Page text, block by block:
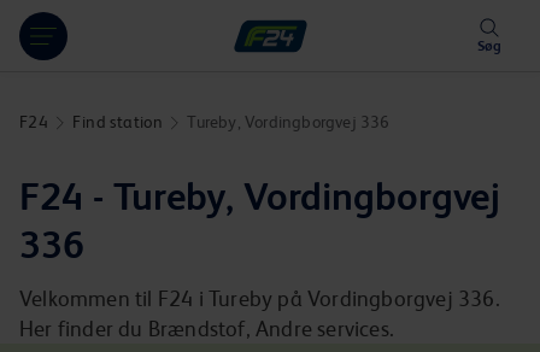
Hoppa över länk
Søg
F24 Find station Tureby, Vordingborgvej 336
F24 - Tureby, Vordingborgvej
336
Velkommen til F24 i Tureby på Vordingborgvej 336.
Her finder du Brændstof, Andre services.